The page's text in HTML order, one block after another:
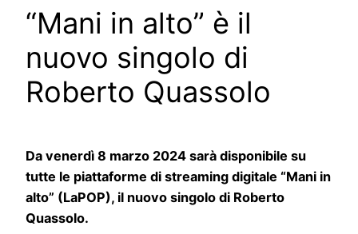
“Mani in alto” è il
nuovo singolo di
Roberto Quassolo
Da venerdì 8 marzo 2024 sarà disponibile su
tutte le piattaforme di streaming digitale “Mani in
alto” (LaPOP), il nuovo singolo di Roberto
Quassolo.